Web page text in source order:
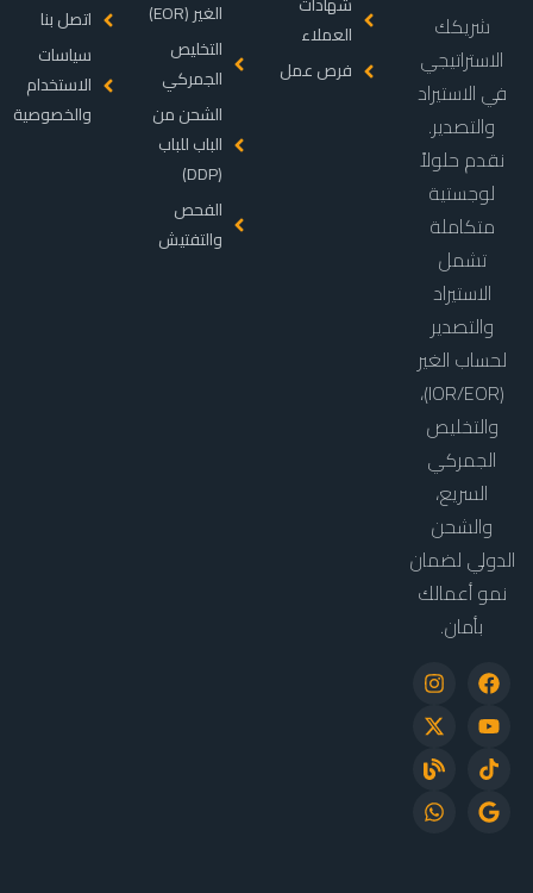
شريكك
الاستراتيجي
في الاستيراد
والتصدير.
نقدم حلولاً
لوجستية
متكاملة
تشمل
الاستيراد
والتصدير
لحساب الغير
(IOR/EOR)،
والتخليص
الجمركي
السريع،
والشحن
الدولي لضمان
نمو أعمالك
بأمان.
العملاء
فرص عمل
الغير (EOR)
التخليص
الجمركي
الشحن من
الباب للباب
(DDP)
الفحص
والتفتيش
اتصل بنا
سياسات
الاستخدام
والخصوصية